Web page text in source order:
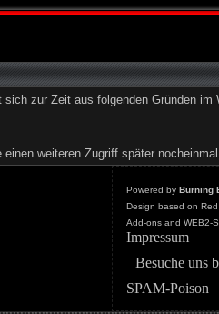
sich zur Zeit aus folgenden Gründen im
einen weiteren Zugriff später
Powered by Burning
Design based on
Add-ons and WEB2-
Impressum
Besuche uns
SPAM-Poison